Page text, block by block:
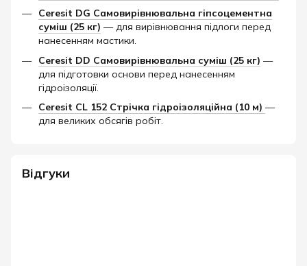
Ceresit DG Самовирівнювальна гіпсоцементна
суміш (25 кг) — для вирівнювання підлоги перед
нанесенням мастики.
Ceresit DD Самовирівнювальна суміш (25 кг) —
для підготовки основи перед нанесенням
гідроізоляції.
Ceresit CL 152 Стрічка гідроізоляційна (10 м) —
для великих обсягів робіт.
Відгуки